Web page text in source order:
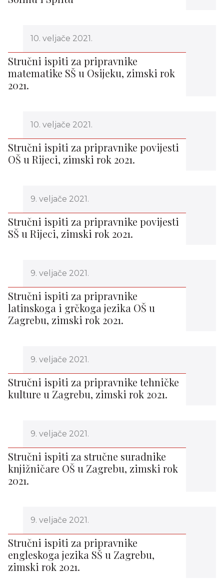
10. veljače 2021.
Stručni ispiti za pripravnike
matematike SŠ u Osijeku, zimski rok
2021.
10. veljače 2021.
Stručni ispiti za pripravnike povijesti
OŠ u Rijeci, zimski rok 2021.
9. veljače 2021.
Stručni ispiti za pripravnike povijesti
SŠ u Rijeci, zimski rok 2021.
9. veljače 2021.
Stručni ispiti za pripravnike
latinskoga i grčkoga jezika OŠ u
Zagrebu, zimski rok 2021.
9. veljače 2021.
Stručni ispiti za pripravnike tehničke
kulture u Zagrebu, zimski rok 2021.
9. veljače 2021.
Stručni ispiti za stručne suradnike
knjižničare OŠ u Zagrebu, zimski rok
2021.
9. veljače 2021.
Stručni ispiti za pripravnike
engleskoga jezika SŠ u Zagrebu,
zimski rok 2021.